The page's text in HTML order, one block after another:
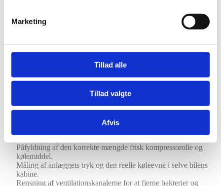
Marketing
Tillad alle
Tillad valgte
Afvis
Hvorfor er det vigtigt at vedligeholde sit
vi er sikre på, at det yder optimalt. Vi udfører blandt andet følgende
opgaver:
Tømning af systemet for gammelt kølemiddel og eventuel fugt.
Påfyldning af den korrekte mængde frisk kompressorolie og
kølemiddel.
Måling af anlæggets tryk og den reelle køleevne i selve bilens
kabine.
Rensning af ventilationskanalerne for at fjerne bakterier og